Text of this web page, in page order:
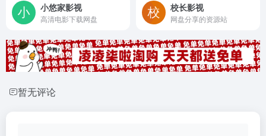
小悠家影视
高清电影下载网盘
校长影视
网盘分享的资源站
暂无评论